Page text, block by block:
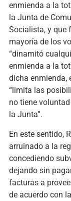
enmienda a la
la Junta de
Socialista, y que
mayoría de los
“dinamitó
enmienda a la
dicha enmienda,
“limita las
no tiene
la Junta”.
En este sentido,
arruinado a la
concediendo
dejando sin
facturas a
de acuerdo con